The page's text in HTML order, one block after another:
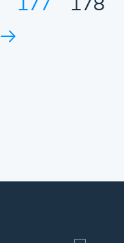
177 178
→